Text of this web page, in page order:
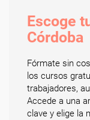
Escoge
Córdoba
Fórmate sin
los cursos
trabajadores,
Accede a una
clave y elige la